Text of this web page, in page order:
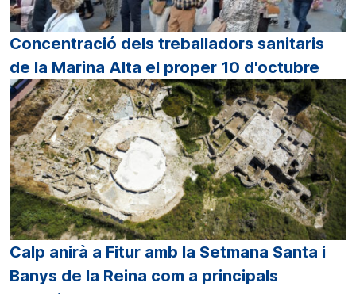
Concentració dels treballadors sanitaris
de la Marina Alta el proper 10 d'octubre
Calp anirà a Fitur amb la Setmana Santa i
Banys de la Reina com a principals